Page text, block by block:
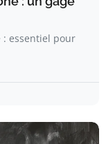
: essentiel pour